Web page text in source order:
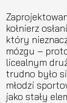
kołnierz
który
mózgu –
licealnym
trudno było
młodzi
jako stały